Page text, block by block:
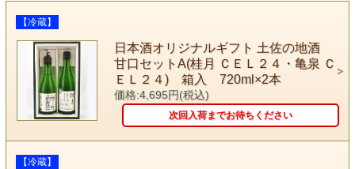
【冷蔵】
日本酒オリジナルギフト 土佐の地酒
甘口セットA(桂月 ＣＥＬ２４・亀泉 Ｃ
ＥＬ２４) 箱入 720ml×2本
価格:4,695円(税込)
次回入荷までお待ちください
【冷蔵】